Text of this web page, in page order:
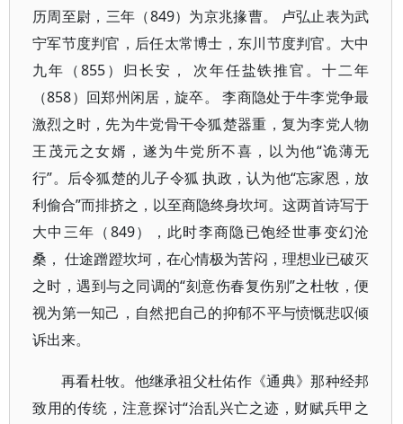
历周至尉，三年（849）为京兆掾曹。 卢弘止表为武
宁军节度判官，后任太常博士，东川节度判官。大中
九年（855）归长安， 次年任盐铁推官。十二年
（858）回郑州闲居，旋卒。 李商隐处于牛李党争最
激烈之时，先为牛党骨干令狐楚器重，复为李党人物
王茂元之女婿，遂为牛党所不喜，以为他“诡薄无
行”。后令狐楚的儿子令狐 执政，认为他“忘家恩，放
利偷合”而排挤之，以至商隐终身坎坷。这两首诗写于
大中三年（849），此时李商隐已饱经世事变幻沧
桑， 仕途蹭蹬坎坷，在心情极为苦闷，理想业已破灭
之时，遇到与之同调的“刻意伤春复伤别”之杜牧，便
视为第一知己，自然把自己的抑郁不平与愤慨悲叹倾
诉出来。
再看杜牧。他继承祖父杜佑作《通典》那种经邦
致用的传统，注意探讨“治乱兴亡之迹，财赋兵甲之